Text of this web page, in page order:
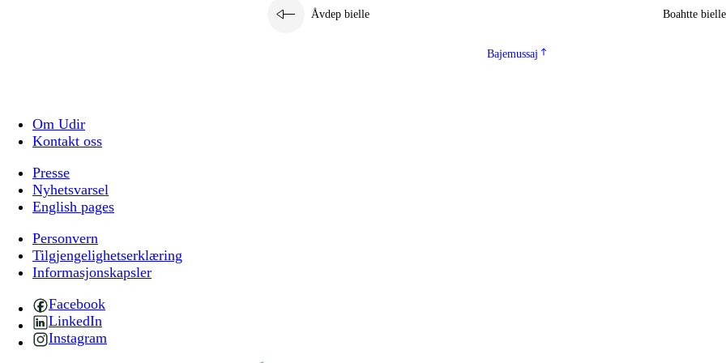
Åvdep bielle Boahtte bielle
Bajemussaj
Om Udir
Kontakt oss
Presse
Nyhetsvarsel
English pages
Personvern
Tilgjengelighetserklæring
Informasjonskapsler
Facebook
LinkedIn
Instagram